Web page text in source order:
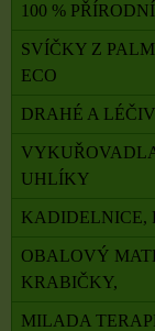
100 %
SVÍČKY Z
ECO
DRAHÉ A
UHLÍKY
KADIDELNICE,
OBALOVÝ
KRABIČKY,
MILADA